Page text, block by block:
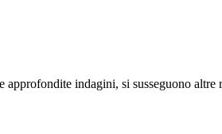
indagini, si susseguono altre